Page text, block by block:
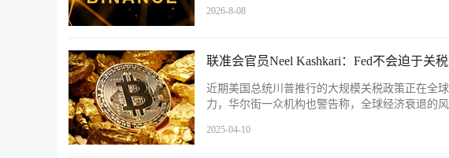
2026-8-08
联准会官员Neel Kashkari：Fed不会迫于关
近期美国总统川普推行的大规模关税政策正在全
力，华尔街一众机构也警告称，全球经济衰退的
2025-04-10